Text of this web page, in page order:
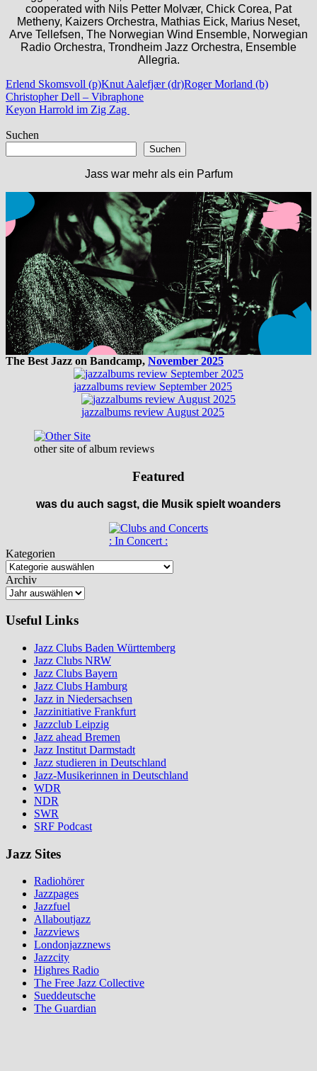
cooperated with Nils Petter Molvær, Chick Corea, Pat
Metheny, Kaizers Orchestra, Mathias Eick, Marius Neset,
Arve Tellefsen, The Norwegian Wind Ensemble, Norwegian
Radio Orchestra, Trondheim Jazz Orchestra, Ensemble
Allegria.
Erlend Skomsvoll (p)Knut Aalefjær (dr)Roger Morland (b)
Beitragsnavigation
Vorheriger
Beitrag:
Christopher Dell – Vibraphone
Nächster
Keyon Harrold im Zig Zag
Suchen
Suchen
Jass war mehr als ein Parfum
The Best Jazz on Bandcamp, November 2025
jazzalbums review September 2025
jazzalbums review August 2025
other site of album reviews
Featured
was du auch sagst, die Musik spielt woanders
: In Concert :
Kategorien
Archiv
Useful Links
Jazz Clubs Baden Württemberg
Jazz Clubs NRW
Jazz Clubs Bayern
Jazz Clubs Hamburg
Jazz in Niedersachsen
Jazzinitiative Frankfurt
Jazzclub Leipzig
Jazz ahead Bremen
Jazz Institut Darmstadt
Jazz studieren in Deutschland
Jazz-Musikerinnen in Deutschland
WDR
NDR
SWR
SRF Podcast
Jazz Sites
Radiohörer
Jazzpages
Jazzfuel
Allaboutjazz
Jazzviews
Londonjazznews
Jazzcity
Highres Radio
The Free Jazz Collective
Sueddeutsche
The Guardian